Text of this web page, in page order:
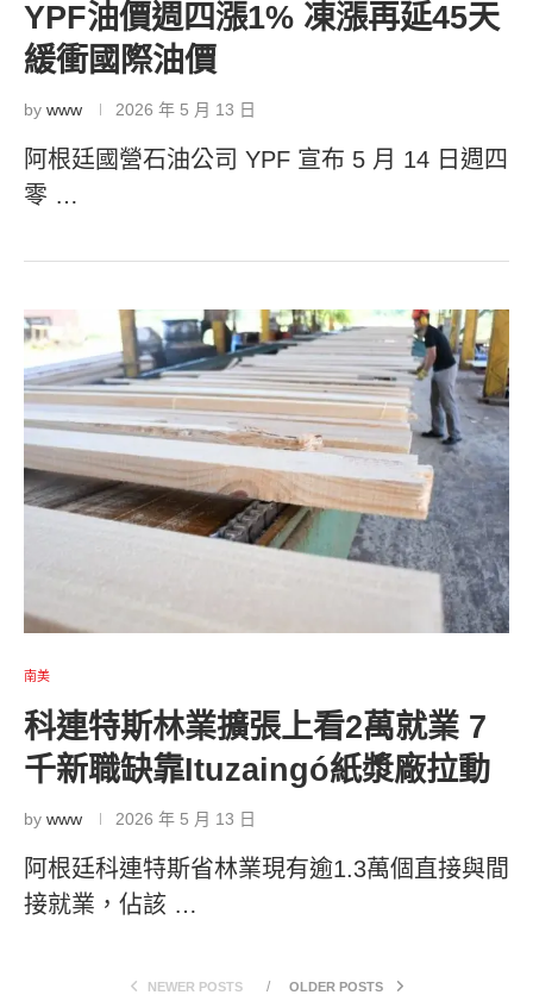
YPF油價週四漲1% 凍漲再延45天
緩衝國際油價
by www 2026 年 5 月 13 日
阿根廷國營石油公司 YPF 宣布 5 月 14 日週四
零 …
南美
科連特斯林業擴張上看2萬就業 7
千新職缺靠Ituzaingó紙漿廠拉動
by www 2026 年 5 月 13 日
阿根廷科連特斯省林業現有逾1.3萬個直接與間
接就業，佔該 …
NEWER POSTS OLDER POSTS